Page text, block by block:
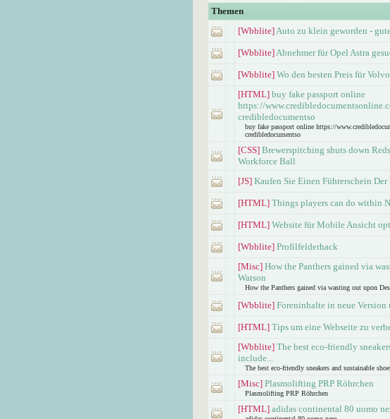
Themen
[Wbblite]Auto zu klein geworden -
[Wbblite]Abnehmer für Opel Astra
[Wbblite] Wo den besten Preis für
[HTML] buy fake passport online
https://
credibledocumentso
buy fake passport online https://
credibledocumentso
[CSS] Brewerspitching shuts down
Workforce Ball
[JS] Kaufen Sie Einen Führerschein Der
[HTML] Things players can do within
[HTML] Website für Mobile Ansicht
[Wbblite] Profilfelderhack
[Misc] How the Panthers gained via
Watson
How the Panthers gained via wasting out upon
[Wbblite] Foreninhalte in neue Version
[HTML] Tips um eine Webseite zu
[Wbblite] The best eco-friendly
include...
The best eco-friendly sneakers and sustainable
[Misc] Plasmolifting PRP Röhrchen
Plasmolifting PRP Röhrchen
[HTML] adidas continental 80 uomo